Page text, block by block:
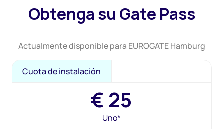
Obtenga su Gate Pass
Actualmente disponible para EUROGATE Hamburg
Cuota de instalación
€ 25
Uno*